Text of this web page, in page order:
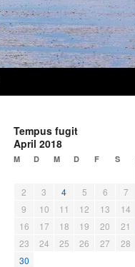
Tempus fugit
April 2018
M D M D F S
2
3 4 5 6 7
9
10 11 12 13 14
16
17 18 19 20 21
23
24 25 26 27 28
30